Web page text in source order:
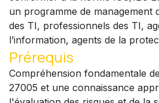
un programme de management
des TI, professionnels des TI,
l’information, agents de la
Prérequis
Compréhension fondamentale
27005 et une connaissance